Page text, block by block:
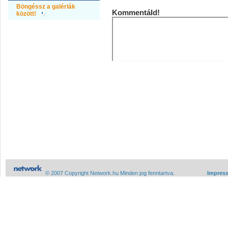
Böngéssz a galériák
között!
Kommentáld!
© 2007 Copyright Network.hu Minden jog fenntartva.